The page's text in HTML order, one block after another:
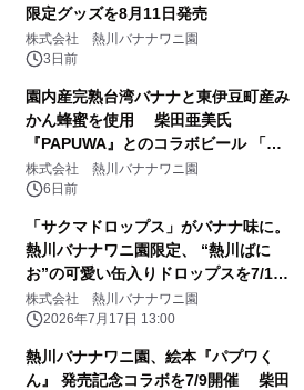
限定グッズを8月11日発売
株式会社 熱川バナナワニ園
3日前
園内産完熟台湾バナナと東伊豆町産み
かん蜂蜜を使用 柴田亜美氏
『PAPUWA』とのコラボビール 「ん
ばなな！Honey Golden Ale」を8月2
日より数量限定発売
株式会社 熱川バナナワニ園
6日前
「サクマドロップス」がバナナ味に。
熱川バナナワニ園限定、 “熱川ばに
お”の可愛い缶入りドロップスを7/19
新発売！
株式会社 熱川バナナワニ園
2026年7月17日 13:00
熱川バナナワニ園、絵本『パプワく
ん』 発売記念コラボを7/9開催 柴田